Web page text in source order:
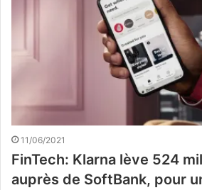
11/06/2021
FinTech: Klarna lève 524
auprès de SoftBank, pour